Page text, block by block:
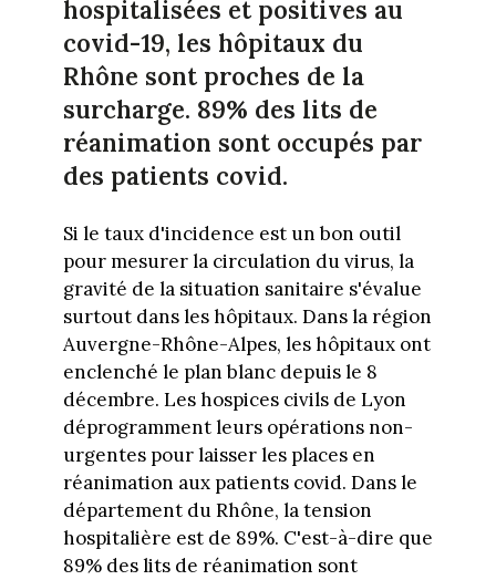
hospitalisées et positives au
covid-19, les hôpitaux du
Rhône sont proches de la
surcharge. 89% des lits de
réanimation sont occupés par
des patients covid.
Si le taux d'incidence est un bon outil
pour mesurer la circulation du virus, la
gravité de la situation sanitaire s'évalue
surtout dans les hôpitaux. Dans la région
Auvergne-Rhône-Alpes, les hôpitaux ont
enclenché le plan blanc depuis le 8
décembre. Les hospices civils de Lyon
déprogramment leurs opérations non-
urgentes pour laisser les places en
réanimation aux patients covid. Dans le
département du Rhône, la tension
hospitalière est de 89%. C'est-à-dire que
89% des lits de réanimation sont